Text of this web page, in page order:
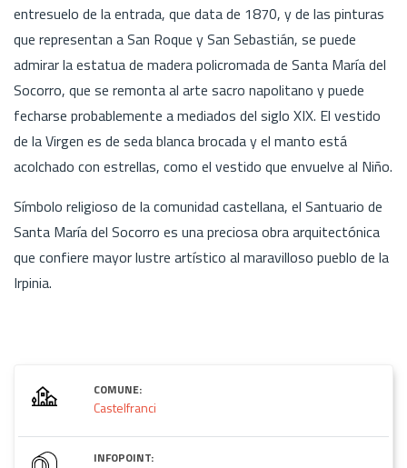
entresuelo de la entrada, que data de 1870, y de las pinturas
que representan a San Roque y San Sebastián, se puede
admirar la estatua de madera policromada de Santa María del
Socorro, que se remonta al arte sacro napolitano y puede
fecharse probablemente a mediados del siglo XIX. El vestido
de la Virgen es de seda blanca brocada y el manto está
acolchado con estrellas, como el vestido que envuelve al Niño.
Símbolo religioso de la comunidad castellana, el Santuario de
Santa María del Socorro es una preciosa obra arquitectónica
que confiere mayor lustre artístico al maravilloso pueblo de la
Irpinia.
COMUNE:
Castelfranci
INFOPOINT: